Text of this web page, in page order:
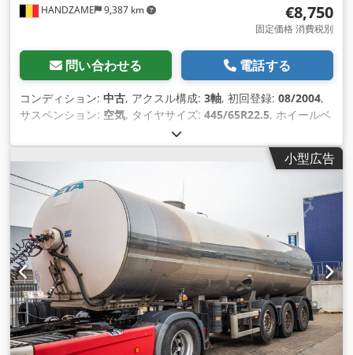
HANDZAME 9,387 km €8,750
固定価格 消費税別
問い合わせる 電話する
コンディション: 中古, アクスル構成: 3軸, 初回登録: 08/2004,
サスペンション: 空気, タイヤサイズ: 445/65R22.5, ホイールベ
2004,
小型広告